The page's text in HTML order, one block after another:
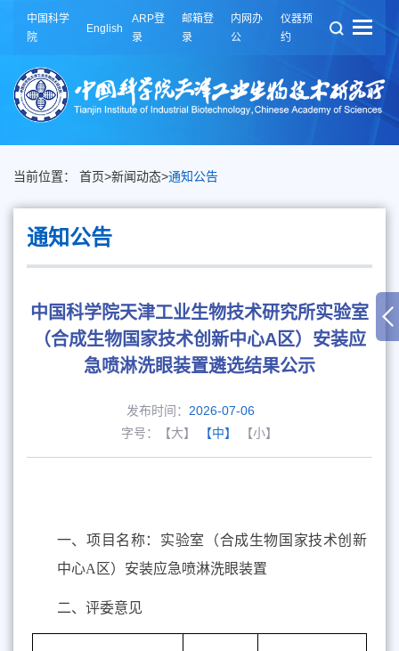
中国科学
院
English
ARP登
录
邮箱登
录
内网办
公
仪器预
约
当前位置： 首页>新闻动态>通知公告
通知公告
中国科学院天津工业生物技术研究所实验室
（合成生物国家技术创新中心A区）安装应
急喷淋洗眼装置遴选结果公示
发布时间： 2026-07-06
字号：
【大】 【中】 【小】
一、项目名称：实验室（合成生物 国家技术创新
中心A区）安装应急喷淋洗眼装置
二、评委意见